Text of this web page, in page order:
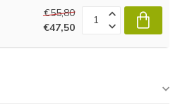
€55,80
€47,50